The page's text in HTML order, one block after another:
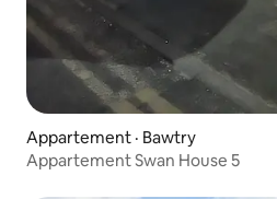
Appartement · Bawtry
Appartement Swan House 5